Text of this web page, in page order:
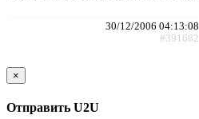
30/12/2006 04:13:08
#391682
×
Отправить U2U